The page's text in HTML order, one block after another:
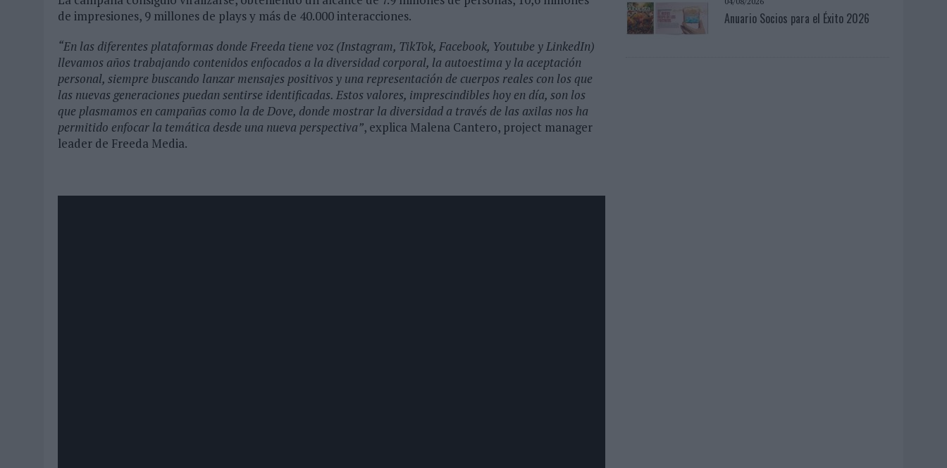
de impresiones, 9 millones de plays y más de 40.000 interacciones.
“En las diferentes plataformas donde Freeda tiene voz (Instagram, TikTok, Facebook, Youtube y LinkedIn)
llevamos años trabajando contenidos enfocados a la diversidad corporal, la autoestima y la aceptación
personal, siempre buscando lanzar mensajes positivos y una representación de cuerpos reales con los que
las nuevas generaciones puedan sentirse identificadas. Estos valores, imprescindibles hoy en día, son los
que plasmamos en campañas como la de Dove, donde mostrar la diversidad a través de las axilas nos ha
permitido enfocar la temática desde una nueva perspectiva”, explica Malena Cantero, project manager
leader de Freeda Media.
Anuario Socios para el Éxito 2026